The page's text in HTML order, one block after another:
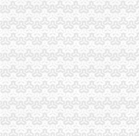
渝大微企聚集园区将运营
重庆云联惠联盟商家（QQ
晨报万事通|重庆|渝中区_凤
巴国城九龙坡财税代账,疑
华生园糕专卖店新鲜糕生日
古钱-搜百科
油价涨不停捧车族好囧为省
全国开发商动态全部_全国